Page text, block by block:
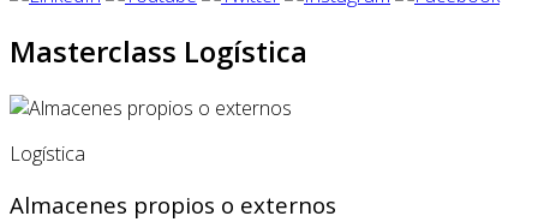
Masterclass Logística
Logística
Almacenes propios o externos